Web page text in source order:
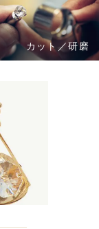
カット／研磨